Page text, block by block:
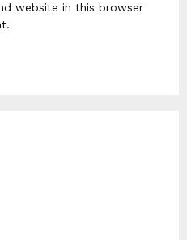
website in this browser